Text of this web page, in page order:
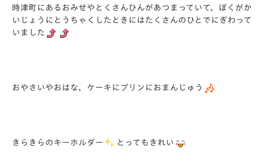
時津町にあるおみせやとくさんひんがあつまっていて、ぼくがか
いじょうにとうちゃくしたときにはたくさんのひとでにぎわって
いました
おやさいやおはな、ケーキにプリンにおまんじゅう
きらきらのキーホルダー とってもきれい